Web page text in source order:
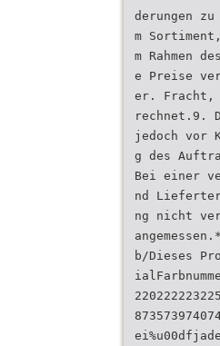
derungen
m
m Rahmen
e Preise
er. Fracht,
rechnet.9.
jedoch vor
g des
Bei einer
nd
ng nicht
b/Dieses